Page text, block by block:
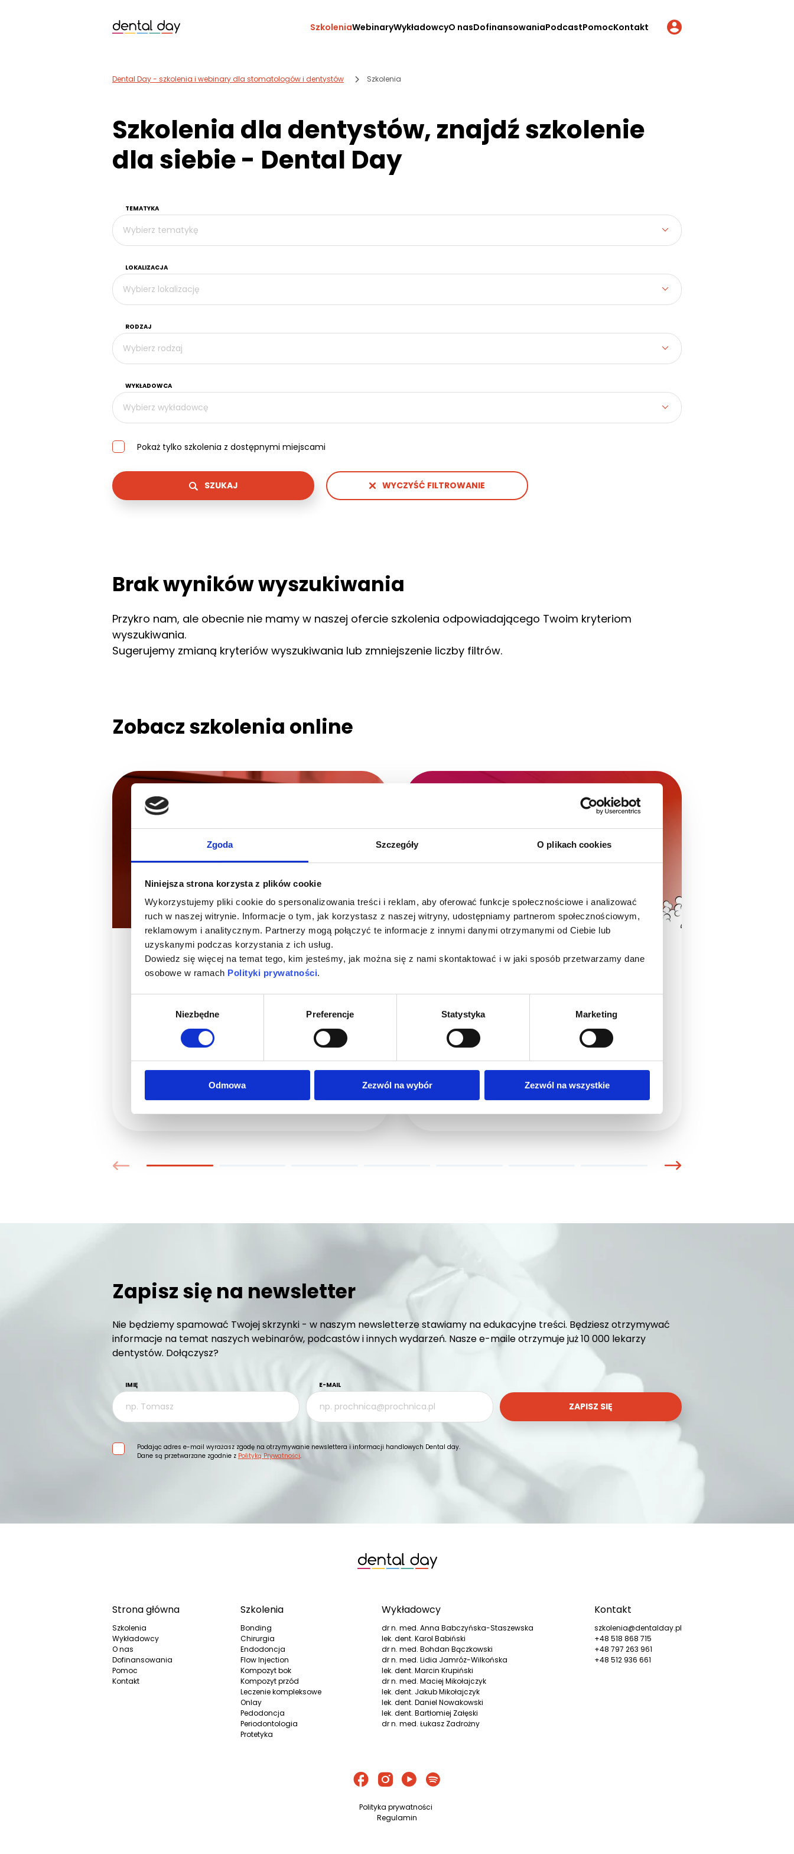
Zgoda Szczegóły O plikach cookies
Niniejsza strona korzysta z plików cookie
Wykorzystujemy pliki cookie do spersonalizowania treści i reklam, aby oferować funkcje społecznościowe i analizować
ruch w naszej witrynie. Informacje o tym, jak korzystasz z naszej witryny, udostępniamy partnerom społecznościowym,
reklamowym i analitycznym. Partnerzy mogą połączyć te informacje z innymi danymi otrzymanymi od Ciebie lub
uzyskanymi podczas korzystania z ich usług.
Dowiedz się więcej na temat tego, kim jesteśmy, jak można się z nami skontaktować i w jaki sposób przetwarzamy dane
osobowe w ramach Polityki prywatności.
Niezbędne Preferencje Statystyka Marketing
Odmowa Zezwól na wybór Zezwól na wszystkie
SzkoleniaWebinaryWykładowcyO nasDofinansowaniaPodcastPomocKontakt
Dental Day - szkolenia i webinary dla stomatologów i dentystów Szkolenia
Szkolenia dla dentystów, znajdź szkolenie
dla siebie - Dental Day
TEMATYKA
Wybierz tematykę
LOKALIZACJA
Wybierz lokalizację
RODZAJ
Wybierz rodzaj
WYKŁADOWCA
Wybierz wykładowcę
Pokaż tylko szkolenia z dostępnymi miejscami
SZUKAJ WYCZYŚĆ FILTROWANIE
Brak wyników wyszukiwania
Przykro nam, ale obecnie nie mamy w naszej ofercie szkolenia odpowiadającego Twoim kryteriom
wyszukiwania.
Sugerujemy zmianą kryteriów wyszukiwania lub zmniejszenie liczby filtrów.
Zobacz szkolenia online
webinar
Be the Master of First Visit
3 h
495 zł
ukończyły 117 osoby
SZCZEGÓŁY
Cementowanie
+1
lek. dent.
795 zł
ukończyły 127 osoby
SZCZEGÓŁY
Zapisz się na newsletter
Nie będziemy spamować Twojej skrzynki - w naszym newsletterze stawiamy na edukacyjne treści. Będziesz otrzymywać
informacje na temat naszych webinarów, podcastów i innych wydarzeń. Nasze e-maile otrzymuje już 10 000 lekarzy
dentystów. Dołączysz?
IMIĘ E-MAIL
ZAPISZ SIĘ
Podając adres e-mail wyrażasz zgodę na otrzymywanie newslettera i informacji handlowych Dental day.
Dane są przetwarzane zgodnie z Polityką Prywatności.
Strona główna
Szkolenia
Wykładowcy
O nas
Dofinansowania
Pomoc
Kontakt
Szkolenia
Bonding
Chirurgia
Endodoncja
Flow Injection
Kompozyt bok
Kompozyt przód
Leczenie kompleksowe
Onlay
Pedodoncja
Periodontologia
Protetyka
Wykładowcy
dr n. med. Anna Babczyńska-Staszewska
lek. dent. Karol Babiński
dr n. med. Bohdan Bączkowski
dr n. med. Lidia Jamróz-Wilkońska
lek. dent. Marcin Krupiński
dr n. med. Maciej Mikołajczyk
lek. dent. Jakub Mikołajczyk
lek. dent. Daniel Nowakowski
lek. dent. Bartłomiej Załęski
dr n. med. Łukasz Zadrożny
Kontakt
szkolenia@dentalday.pl
+48 518 868 715
+48 797 263 961
+48 512 936 661
Polityka prywatności
Regulamin